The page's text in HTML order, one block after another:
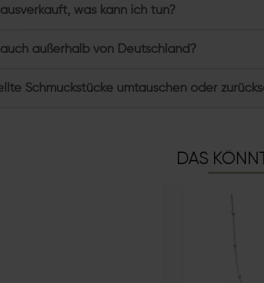
was kann ich tun?
außerhalb von Deutschland?
Schmuckstücke umtauschen oder
DAS